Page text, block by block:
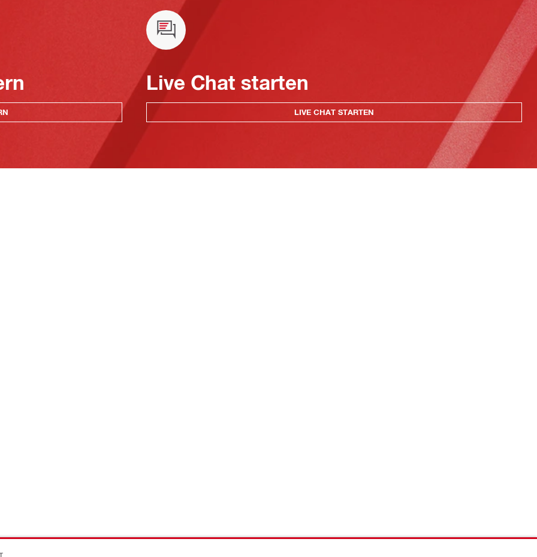
Live Chat starten
LIVE CHAT STARTEN